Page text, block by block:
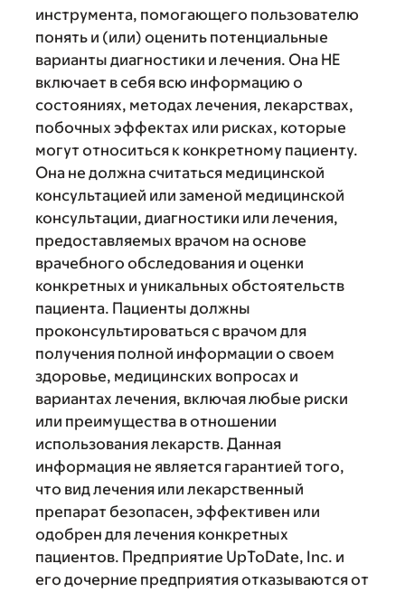
инструмента, помогающего пользователю
понять и (или) оценить потенциальные
варианты диагностики и лечения. Она НЕ
включает в себя всю информацию о
состояниях, методах лечения, лекарствах,
побочных эффектах или рисках, которые
могут относиться к конкретному пациенту.
Она не должна считаться медицинской
консультацией или заменой медицинской
консультации, диагностики или лечения,
предоставляемых врачом на основе
врачебного обследования и оценки
конкретных и уникальных обстоятельств
пациента. Пациенты должны
проконсультироваться с врачом для
получения полной информации о своем
здоровье, медицинских вопросах и
вариантах лечения, включая любые риски
или преимущества в отношении
использования лекарств. Данная
информация не является гарантией того,
что вид лечения или лекарственный
препарат безопасен, эффективен или
одобрен для лечения конкретных
пациентов. Предприятие UpToDate, Inc. и
его дочерние предприятия отказываются от